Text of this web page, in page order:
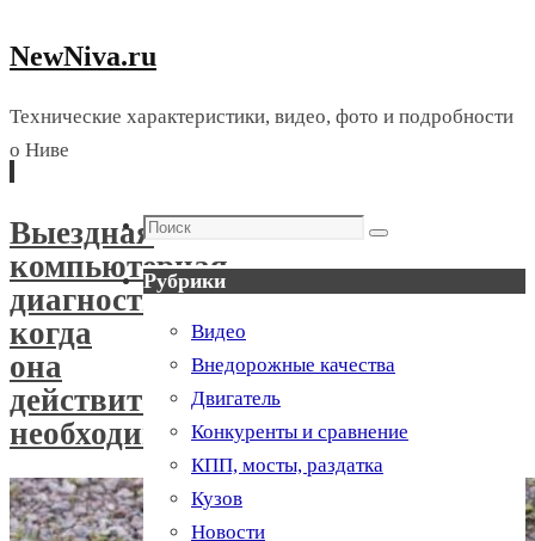
NewNiva.ru
Технические характеристики, видео, фото и подробности
о Ниве
к
содержимому
Выездная
компьютерная
диагностика:
когда
она
действительно
необходима?
Поиск
Поиск
Рубрики
Видео
Внедорожные качества
Двигатель
Конкуренты и сравнение
КПП, мосты, раздатка
Кузов
Новости